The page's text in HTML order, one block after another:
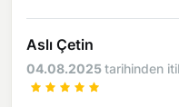
Aslı Çetin
04.08.2025tarihinden